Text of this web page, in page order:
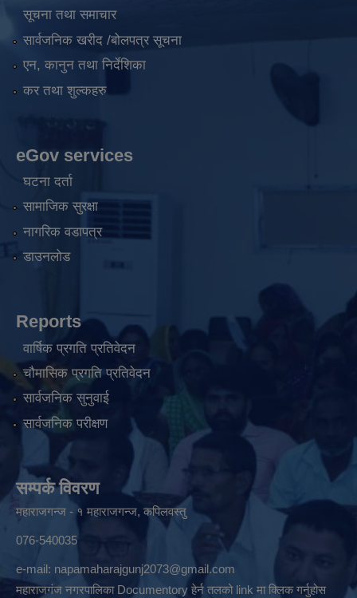
सूचना तथा समाचार
सार्वजनिक खरीद /बोलपत्र सूचना
एन, कानुन तथा निर्देशिका
कर तथा शुल्कहरु
eGov services
घटना दर्ता
सामाजिक सुरक्षा
नागरिक वडापत्र
डाउनलोड
Reports
वार्षिक प्रगति प्रतिवेदन
चौमासिक प्रगति प्रतिवेदन
सार्वजनिक सुनुवाई
सार्वजनिक परीक्षण
सम्पर्क विवरण
महाराजगन्ज - १ महाराजगन्ज, कपिलवस्तु
076-540035
e-mail: napamaharajgunj2073@gmail.com
महाराजगंज नगरपालिका Documentory हेर्न तलको link मा क्लिक गर्नुहोस